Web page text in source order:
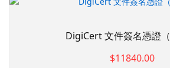
DigiCert 文件簽名憑證（
$11840.00